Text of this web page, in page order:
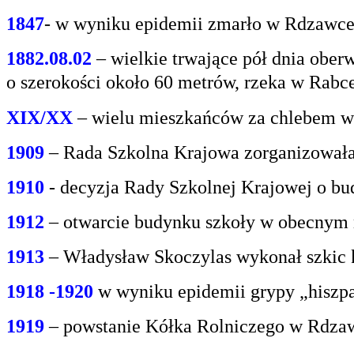
1847- w wyniku epidemii zmarło w
1882.08.02 – wielkie trwające pół dnia
o szerokości około 60 metrów, rzeka w
XIX/XX– wielu mieszkańców za chlebem
1909 – Rada Szkolna Krajowa
1910 - decyzja Rady Szkolnej Krajowej o
1912 – otwarcie budynku szkoły w
1913– Władysław Skoczylas wykonał
1918 -1920 w wyniku epidemii grypy
1919– powstanie Kółka Rolniczego w